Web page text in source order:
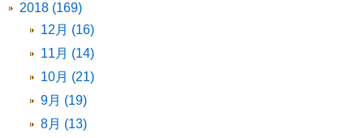
2018 (169)
12月 (16)
11月 (14)
10月 (21)
9月 (19)
8月 (13)